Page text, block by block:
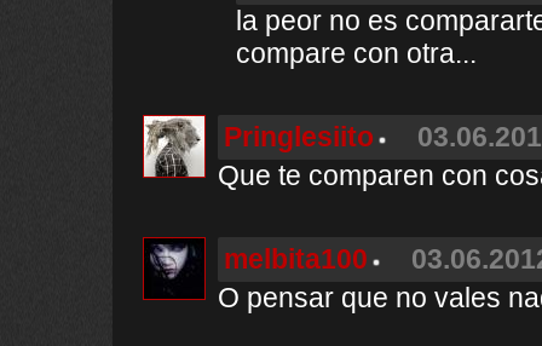
la peor no es
compare con otra...
Pringlesiito
Que te comparen con
melbita100
O pensar que no vales